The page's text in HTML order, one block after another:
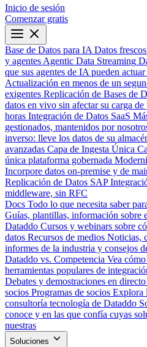
Inicio de sesión
Comenzar gratis
Base de Datos para IA Datos
y agentes Agentic Data Streaming
que sus agentes de IA pueden actuar
Actualización en menos de un
exigentes Replicación de Bases de
datos en vivo sin afectar su carga
horas Integración de Datos SaaS
gestionados, mantenidos por
inverso: lleve los datos de su
avanzadas Capa de Ingesta Única
única plataforma gobernada
Incorpore datos on-premise y de
Replicación de Datos SAP
middleware, sin RFC
Docs Todo lo que necesita saber
Guías, plantillas, información sobre
Dataddo Cursos y webinars sobre
datos Recursos de medios Noticias,
informes de la industria y consejos
Dataddo vs. Competencia Vea
herramientas populares de
Debates y demostraciones en
socios Programas de socios Explora
consultoría tecnología de Dataddo
conoce y en las que confía cuyas
nuestras
Soluciones